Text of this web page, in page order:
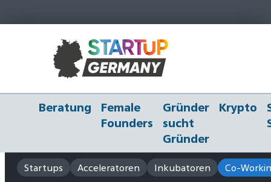
Beratung
Female
Founders
Gründer
sucht
Gründer
Krypto
Startups Acceleratoren Inkubatoren Co-